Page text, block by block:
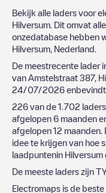
Bekijk alle laders voor
Hilversum . Dit omvat
onzedatabase hebben
Hilversum Nederland
De meestrecente lader
van Amstelstraat 387,
24/07/2026
226 van de 1.702
afgelopen 6 maanden
afgelopen 12 maanden.
idee te krijgen van hoe
laadpuntenin Hilversum
De meeste laders zijn
Electromaps is de